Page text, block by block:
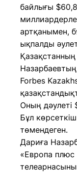
байлығы
артқанымен,
ықпалды
Forbes
Оның дәулеті
Бұл
төмендеген.
Дариға
«Европа